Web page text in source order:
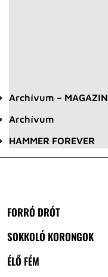
Archívum – MAGAZIN
Archívum
HAMMER FOREVER
FORRÓ DRÓT
SOKKOLÓ KORONGOK
ÉLŐ FÉM